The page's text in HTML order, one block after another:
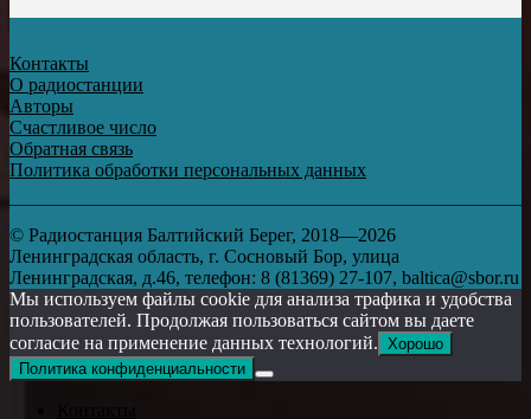
Контакты
О радиостанции
Авторы
Счастливое число
Обратная связь
Политика обработки персональных данных
© Радиостанция Балтийский Берег, 2018—2026
Ленинградская область, г. Сосновый Бор, улица
Ленинградская, д.46, телефон: 8 (81369) 27-107, baltica@sbor.ru
Мы используем файлы cookie для анализа трафика и удобства
пользователей. Продолжая пользоваться сайтом вы даете
согласие на применение данных технологий. Хорошо
Политика конфиденциальности